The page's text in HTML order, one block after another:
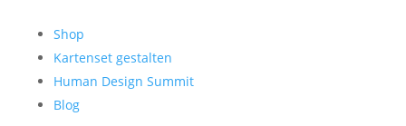
Shop
Kartenset gestalten
Human Design Summit
Blog